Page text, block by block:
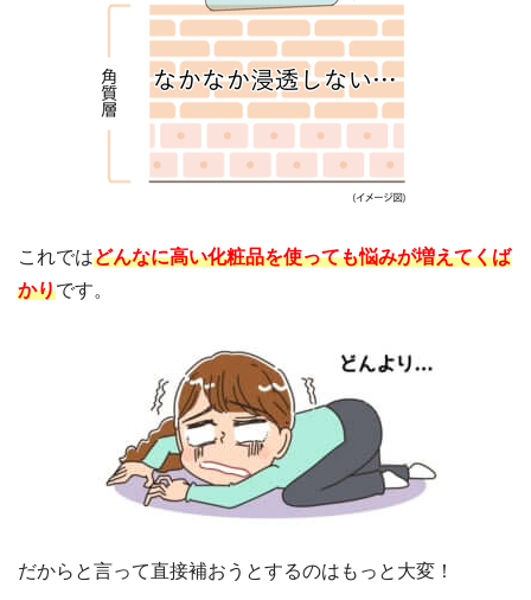
これではどんなに高い化粧品を使っても悩みが増えてくば
かりです。
だからと言って直接補おうとするのはもっと大変！